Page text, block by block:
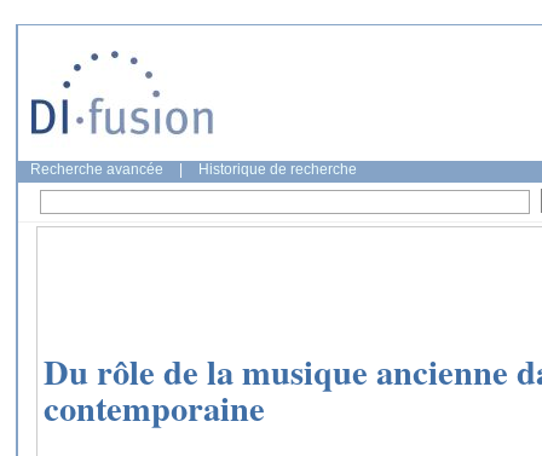
Recherche avancée Historique de recherche
Du rôle de la musique ancienne
contemporaine